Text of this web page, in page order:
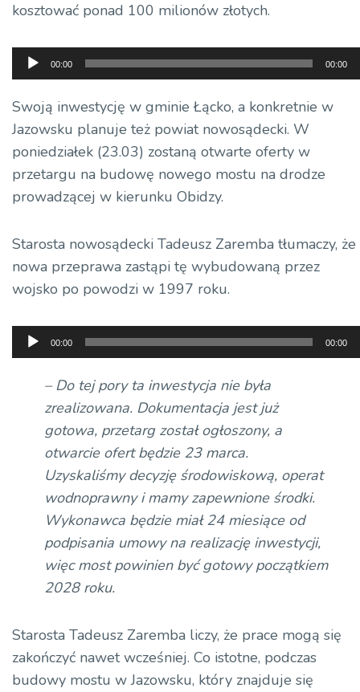
kosztować ponad 100 milionów złotych.
Odtwarzacz
plików
dźwiękowych
00:00 00:00
Swoją inwestycję w gminie Łącko, a konkretnie w
Jazowsku planuje też powiat nowosądecki. W
poniedziałek (23.03) zostaną otwarte oferty w
przetargu na budowę nowego mostu na drodze
prowadzącej w kierunku Obidzy.
Starosta nowosądecki Tadeusz Zaremba tłumaczy, że
nowa przeprawa zastąpi tę wybudowaną przez
wojsko po powodzi w 1997 roku.
Odtwarzacz
plików
dźwiękowych
00:00 00:00
– Do tej pory ta inwestycja nie była
zrealizowana. Dokumentacja jest już
gotowa, przetarg został ogłoszony, a
otwarcie ofert będzie 23 marca.
Uzyskaliśmy decyzję środowiskową, operat
wodnoprawny i mamy zapewnione środki.
Wykonawca będzie miał 24 miesiące od
podpisania umowy na realizację inwestycji,
więc most powinien być gotowy początkiem
2028 roku.
Starosta Tadeusz Zaremba liczy, że prace mogą się
zakończyć nawet wcześniej. Co istotne, podczas
budowy mostu w Jazowsku, który znajduje się